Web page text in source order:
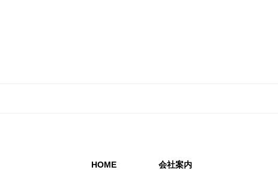
HOME 会社案内